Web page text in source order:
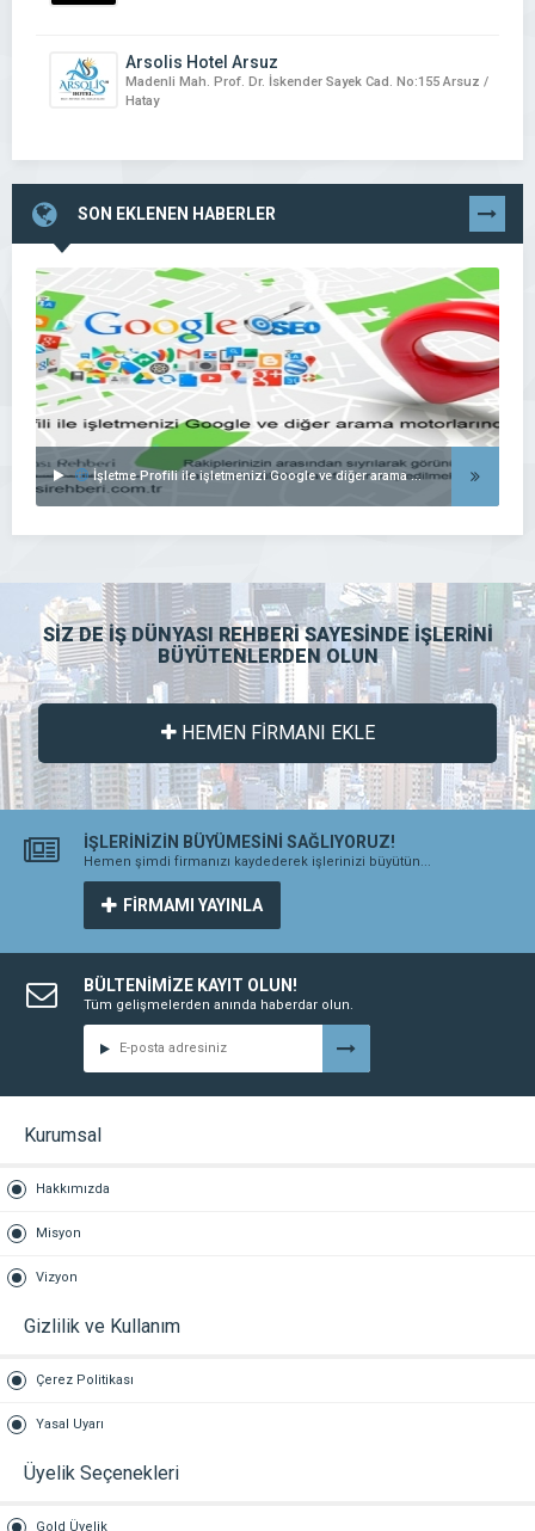
Arsolis Hotel Arsuz
Madenli Mah. Prof. Dr. İskender Sayek Cad. No:155 Arsuz /
Hatay
SON EKLENEN HABERLER TÜMÜNÜ
GÖR
İşletme Profili ile işletmenizi Google ve diğer arama motorlarında listeleyin..
SİZ DE İŞ DÜNYASI REHBERİ SAYESİNDE İŞLERİNİ
BÜYÜTENLERDEN OLUN
HEMEN FİRMANI EKLE
İŞLERİNİZİN BÜYÜMESİNİ SAĞLIYORUZ!
Hemen şimdi firmanızı kaydederek işlerinizi büyütün...
FİRMAMI YAYINLA
BÜLTENİMİZE KAYIT OLUN!
Tüm gelişmelerden anında haberdar olun.
Kurumsal
Hakkımızda
Misyon
Vizyon
Gizlilik ve Kullanım
Çerez Politikası
Yasal Uyarı
Üyelik Seçenekleri
Gold Üyelik